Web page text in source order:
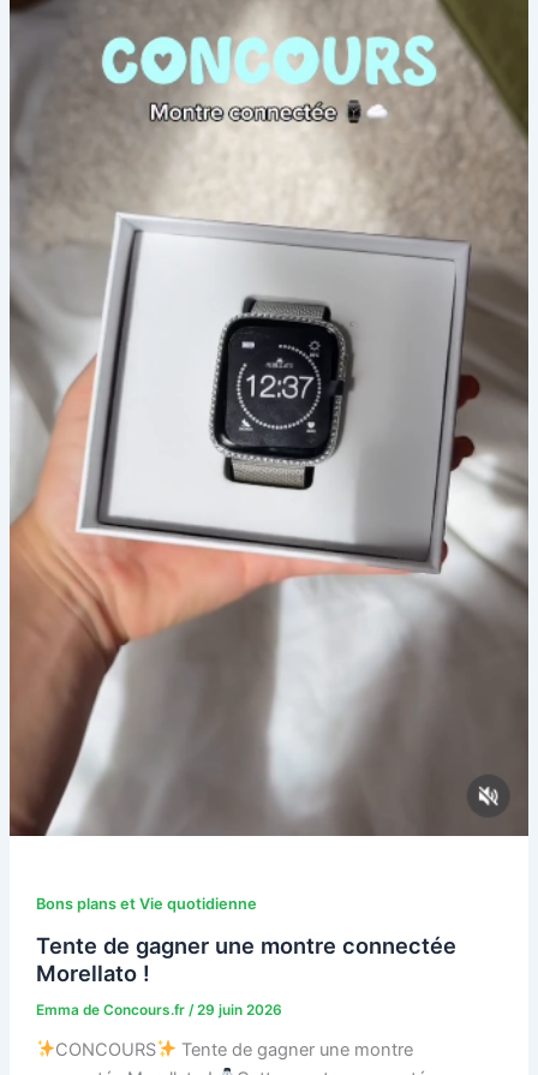
Bons plans et Vie quotidienne
Tente de gagner une montre connectée
Morellato !
Emma de Concours.fr /29 juin 2026
CONCOURS
Tente de gagner une montre